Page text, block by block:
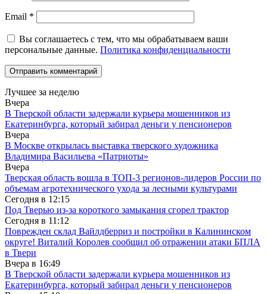
Email *
Вы соглашаетесь с тем, что мы обрабатываем ваши
персональные данные. Политика конфиденциальности
Лучшее за неделю
Вчера
В Тверской области задержали курьера мошенников из
Екатеринбурга, который забирал деньги у пенсионеров
Вчера
В Москве открылась выставка тверского художника
Владимира Васильева «Патриоты»
Вчера
Тверская область вошла в ТОП-3 регионов-лидеров России по
объемам агротехнического ухода за лесными культурами
Сегодня в 12:15
Под Тверью из-за короткого замыкания сгорел трактор
Сегодня в 11:12
Поврежден склад Вайлдберриз и постройки в Калининском
округе! Виталий Королев сообщил об отражении атаки БПЛА
в Твери
Вчера в 16:49
В Тверской области задержали курьера мошенников из
Екатеринбурга, который забирал деньги у пенсионеров